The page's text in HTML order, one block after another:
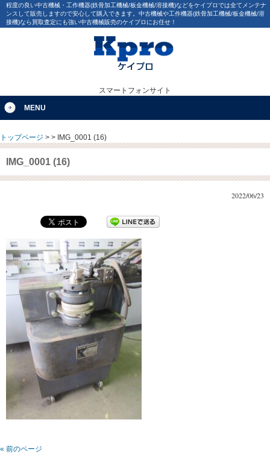
程度の良い中古機械・工作機器(鉄骨加工機械/板金機械/溶接機)などをケイプロでは全てメンテナ
ンスして販売しますので安心して購入できます。中古機械や工作機器(鉄骨加工機械/板金機械/溶
接機)なら買取査定にも強い中古機械販売のケイプロにお任せ！
スマートフォンサイト
MENU
トップページ > > IMG_0001 (16)
IMG_0001 (16)
2022/06/23
« 前のページ